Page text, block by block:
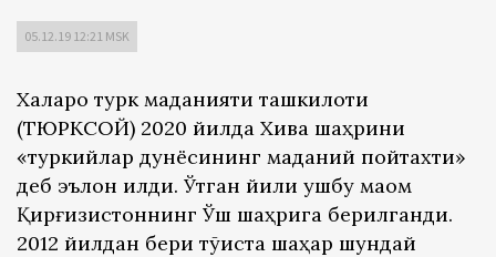
05.12.19 12:21 MSK
Халқаро турк маданияти ташкилоти
(ТЮРКСОЙ) 2020 йилда Хива шаҳрини
«туркийлар дунёсининг маданий пойтахти»
деб эълон қилди. Ўтган йили ушбу мақом
Қирғизистоннинг Ўш шаҳрига берилганди.
2012 йилдан бери тўққиста шаҳар шундай